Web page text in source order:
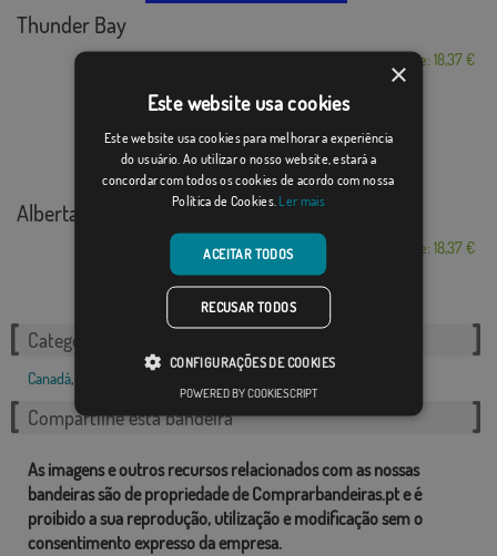
Thunder Bay
Desde: 18,37 €
Alberta
Desde: 18,37 €
Categorias relacionadas:
Canadá,
Compartilhe esta bandeira
As imagens e outros recursos relacionados com as nossas
bandeiras são de propriedade de Comprarbandeiras.pt e é
proibido a sua reprodução, utilização e modificação sem o
consentimento expresso da empresa.
×
Este website usa cookies
Este website usa cookies para melhorar a experiência
do usuário. Ao utilizar o nosso website, estará a
concordar com todos os cookies de acordo com nossa
Política de Cookies. Ler mais
ACEITAR TODOS
RECUSAR TODOS
CONFIGURAÇÕES DE COOKIES
POWERED BY COOKIESCRIPT